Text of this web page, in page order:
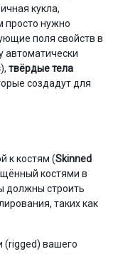
кукла,
просто нужно
поля свойств в
автоматически
), твёрдые тела
создадут для
к костям (Skinned
костями в
должны строить
таких как
(rigged) вашего